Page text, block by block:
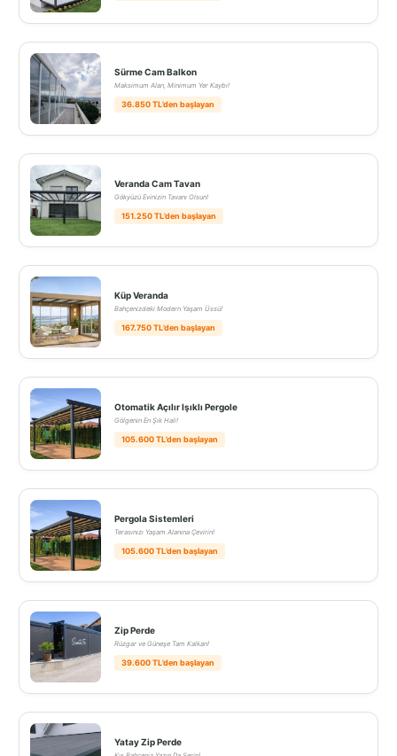
Sürme Cam Balkon
Maksimum Alan, Minimum Yer Kaybı!
36.850 TL’den başlayan
Veranda Cam Tavan
Gökyüzü Evinizin Tavanı Olsun!
151.250 TL’den başlayan
Küp Veranda
Bahçenizdeki Modern Yaşam Üssü!
167.750 TL’den başlayan
Otomatik Açılır Işıklı Pergole
Gölgenin En Şık Hali!
105.600 TL’den başlayan
Pergola Sistemleri
Terasınızı Yaşam Alanına Çevirin!
105.600 TL’den başlayan
Zip Perde
Rüzgar ve Güneşe Tam Kalkan!
39.600 TL’den başlayan
Yatay Zip Perde